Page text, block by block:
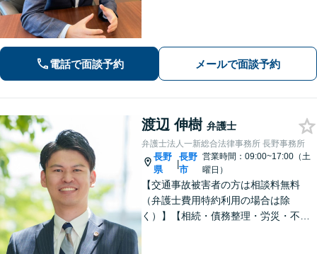
電話で面談予約 メールで面談予約
渡辺 伸樹 弁護士
弁護士法人一新総合法律事務所 長野事務所
長野
県
|
長野
市
営業時間：09:00~17:00（土
曜日）
【交通事故被害者の方は相談料無料
（弁護士費用特約利用の場合は除
く）】【相続・債務整理・労災・不貞